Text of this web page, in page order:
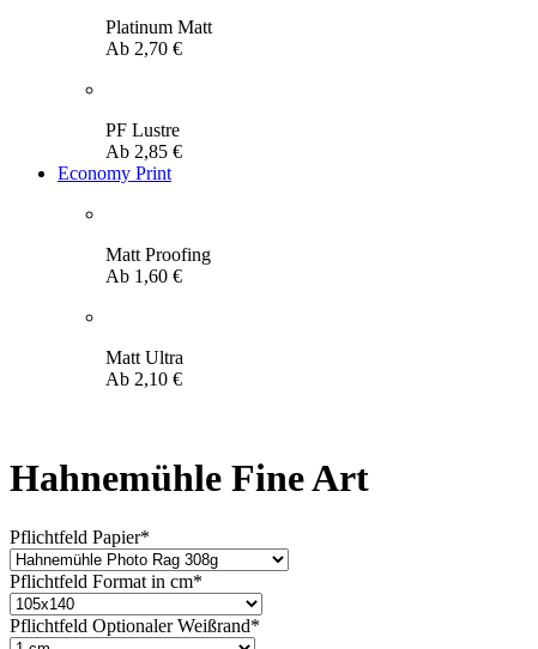
Platinum Matt
Ab 2,70 €
PF Lustre
Ab 2,85 €
Economy Print
Matt Proofing
Ab 1,60 €
Matt Ultra
Ab 2,10 €
Hahnemühle Fine Art
Pflichtfeld Papier*
Pflichtfeld Format in cm*
Pflichtfeld Optionaler Weißrand*